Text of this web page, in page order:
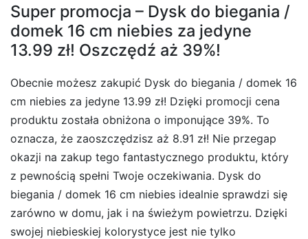
Super promocja – Dysk do biegania /
domek 16 cm niebies za jedyne
13.99 zł! Oszczędź aż 39%!
Obecnie możesz zakupić Dysk do biegania / domek 16
cm niebies za jedyne 13.99 zł! Dzięki promocji cena
produktu została obniżona o imponujące 39%. To
oznacza, że zaoszczędzisz aż 8.91 zł! Nie przegap
okazji na zakup tego fantastycznego produktu, który
z pewnością spełni Twoje oczekiwania. Dysk do
biegania / domek 16 cm niebies idealnie sprawdzi się
zarówno w domu, jak i na świeżym powietrzu. Dzięki
swojej niebieskiej kolorystyce jest nie tylko